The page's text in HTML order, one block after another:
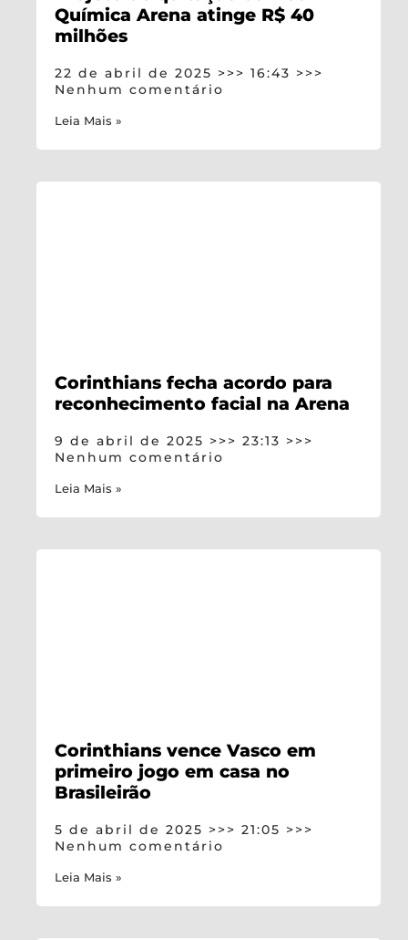
Química Arena atinge R$ 40
milhões
22 de abril de 2025
16:43
Nenhum comentário
Leia Mais »
Corinthians fecha acordo para
reconhecimento facial na Arena
9 de abril de 2025
23:13
Nenhum comentário
Leia Mais »
Corinthians vence Vasco em
primeiro jogo em casa no
Brasileirão
5 de abril de 2025
21:05
Nenhum comentário
Leia Mais »